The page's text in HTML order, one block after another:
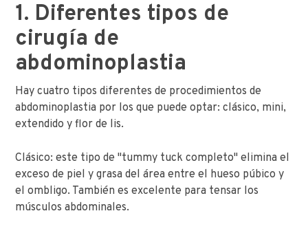
1. Diferentes tipos de
cirugía de
abdominoplastia
Hay cuatro tipos diferentes de procedimientos de
abdominoplastia por los que puede optar: clásico, mini,
extendido y flor de lis.
Clásico: este tipo de "tummy tuck completo" elimina el
exceso de piel y grasa del área entre el hueso púbico y
el ombligo. También es excelente para tensar los
músculos abdominales.